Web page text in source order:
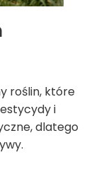
roślin, które
i
dlatego